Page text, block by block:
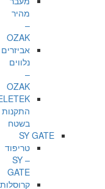
מהיר
–
OZAK
אביזרים
נלווים
–
OZAK
התקנות
בשטח
SY GATE
טריפוד
– SY
GATE
קרוסלות